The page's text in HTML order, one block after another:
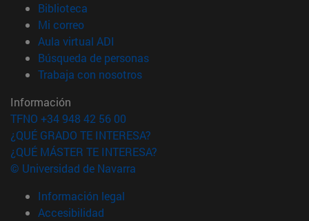
Biblioteca
Mi correo(abre en nueva ventana)
Aula virtual ADI
Búsqueda de personas(abre en nueva ventana)
Trabaja con nosotros(abre en nueva ventana)
Información
TFNO +34 948 42 56 00
¿QUÉ GRADO TE INTERESA?
¿QUÉ MÁSTER TE INTERESA?
© Universidad de Navarra
Información legal
Accesibilidad